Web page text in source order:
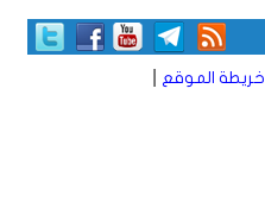
خريطة الموقع